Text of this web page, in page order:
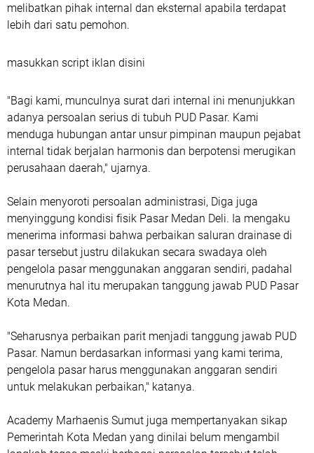
melibatkan pihak internal dan eksternal apabila terdapat
lebih dari satu pemohon.
masukkan script iklan disini
"Bagi kami, munculnya surat dari internal ini menunjukkan
adanya persoalan serius di tubuh PUD Pasar. Kami
menduga hubungan antar unsur pimpinan maupun pejabat
internal tidak berjalan harmonis dan berpotensi merugikan
perusahaan daerah," ujarnya.
Selain menyoroti persoalan administrasi, Diga juga
menyinggung kondisi fisik Pasar Medan Deli. Ia mengaku
menerima informasi bahwa perbaikan saluran drainase di
pasar tersebut justru dilakukan secara swadaya oleh
pengelola pasar menggunakan anggaran sendiri, padahal
menurutnya hal itu merupakan tanggung jawab PUD Pasar
Kota Medan.
"Seharusnya perbaikan parit menjadi tanggung jawab PUD
Pasar. Namun berdasarkan informasi yang kami terima,
pengelola pasar harus menggunakan anggaran sendiri
untuk melakukan perbaikan," katanya.
Academy Marhaenis Sumut juga mempertanyakan sikap
Pemerintah Kota Medan yang dinilai belum mengambil